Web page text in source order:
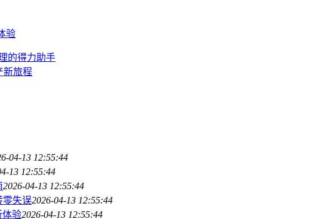
验
的得力助手
新旅程
04-13 12:55:44
13 12:55:44
2026-04-13 12:55:44
零失误2026-04-13 12:55:44
体验2026-04-13 12:55:44